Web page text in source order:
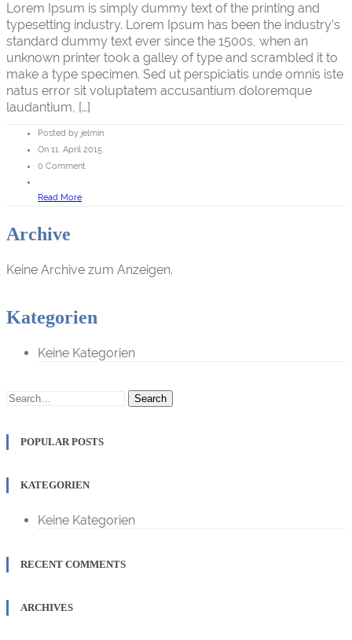
Lorem Ipsum is simply dummy text of the printing and
typesetting industry. Lorem Ipsum has been the industry’s
standard dummy text ever since the 1500s, when an
unknown printer took a galley of type and scrambled it to
make a type specimen. Sed ut perspiciatis unde omnis iste
natus error sit voluptatem accusantium doloremque
laudantium, […]
Posted by jelmin
On 11. April 2015
0 Comment
Read More
Archive
Keine Archive zum Anzeigen.
Kategorien
Keine Kategorien
Search
POPULAR POSTS
KATEGORIEN
Keine Kategorien
RECENT COMMENTS
ARCHIVES